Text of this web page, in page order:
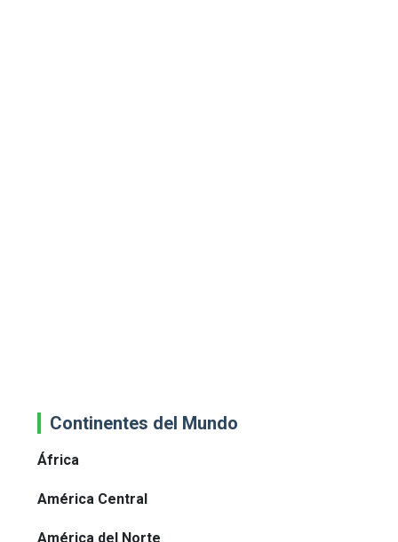
Continentes del Mundo
África
América Central
América del Norte